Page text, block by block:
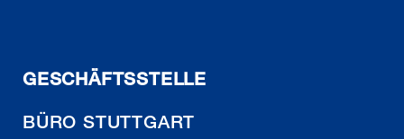
GESCHÄFTSSTELLE
BÜRO STUTTGART